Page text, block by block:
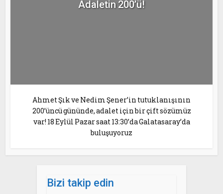
Adaletin 200’ü!
Ahmet Şık ve Nedim Şener’in tutuklanışının
200’üncü gününde, adalet için bir çift sözümüz
var! 18 Eylül Pazar saat 13:30’da Galatasaray’da
buluşuyoruz
Bizi takip edin